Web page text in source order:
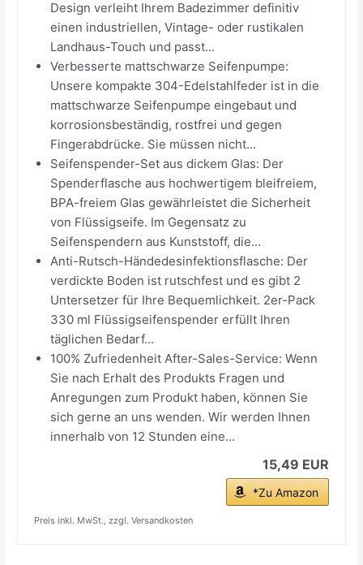
Design verleiht Ihrem Badezimmer definitiv
einen industriellen, Vintage- oder rustikalen
Landhaus-Touch und passt...
Verbesserte mattschwarze Seifenpumpe:
Unsere kompakte 304-Edelstahlfeder ist in die
mattschwarze Seifenpumpe eingebaut und
korrosionsbeständig, rostfrei und gegen
Fingerabdrücke. Sie müssen nicht...
Seifenspender-Set aus dickem Glas: Der
Spenderflasche aus hochwertigem bleifreiem,
BPA-freiem Glas gewährleistet die Sicherheit
von Flüssigseife. Im Gegensatz zu
Seifenspendern aus Kunststoff, die...
Anti-Rutsch-Händedesinfektionsflasche: Der
verdickte Boden ist rutschfest und es gibt 2
Untersetzer für Ihre Bequemlichkeit. 2er-Pack
330 ml Flüssigseifenspender erfüllt Ihren
täglichen Bedarf...
100% Zufriedenheit After-Sales-Service: Wenn
Sie nach Erhalt des Produkts Fragen und
Anregungen zum Produkt haben, können Sie
sich gerne an uns wenden. Wir werden Ihnen
innerhalb von 12 Stunden eine...
15,49 EUR
*Zu Amazon
Preis inkl. MwSt., zzgl. Versandkosten